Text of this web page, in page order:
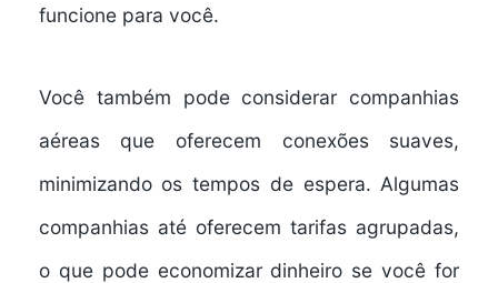
funcione para você.
Você também pode considerar companhias
aéreas que oferecem conexões suaves,
minimizando os tempos de espera. Algumas
companhias até oferecem tarifas agrupadas,
o que pode economizar dinheiro se você for